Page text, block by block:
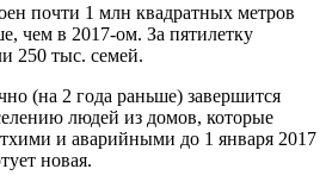
почти 1 млн квадратных метров
чем в 2017-ом. За пятилетку
250 тыс. семей.
(на 2 года раньше) завершится
людей из домов, которые
и аварийными до 1 января 2017
новая.